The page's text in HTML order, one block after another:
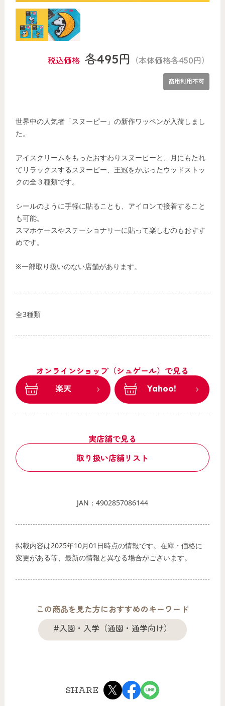
税込価格 各495円 （本体価格各450円）
商用利用不可
世界中の人気者「スヌーピー」の新作ワッペンが入荷しまし
た。
アイスクリームをもったおすわりスヌーピーと、月にもたれ
てリラックスするスヌーピー、王冠をかぶったウッドストッ
クの全３種類です。
シールのように手軽に貼ることも、アイロンで接着すること
も可能。
スマホケースやステーショナリーに貼って楽しむのもおすす
めです。
※一部取り扱いのない店舗があります。
全3種類
オンラインショップ（シュゲール）で見る
楽天
Yahoo!
実店舗で見る
取り扱い店舗リスト
JAN：4902857086144
掲載内容は2025年10月01日時点の情報です。在庫・価格に
変更がある等、最新の情報と異なる場合がございます。
この商品を見た方におすすめのキーワード
#入園・入学（通園・通学向け）
SHARE